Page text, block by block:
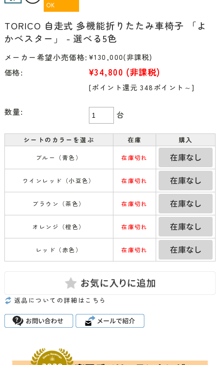
OK
TORICO 自走式 多機能折りたたみ車椅子 「よ
かベスター」 - 選べる5色
メーカー希望小売価格: ¥130,000(非課税)
価格: ¥34,800 (非課税)
[ポイント還元 348ポイント～]
数量: 台
シートのカラーを選ぶ 在庫 購入
ブルー（青色） 在庫切れ
ワインレッド（小豆色） 在庫切れ
ブラウン（茶色） 在庫切れ
オレンジ（橙色） 在庫切れ
レッド（赤色） 在庫切れ
返品についての詳細はこちら